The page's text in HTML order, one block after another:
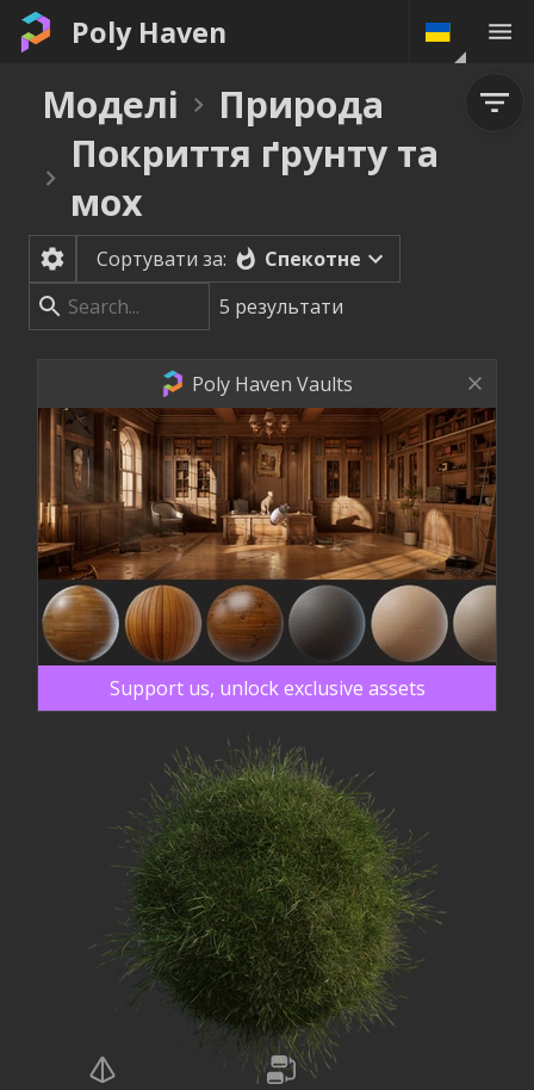
Poly Haven
Моделі
Природа
Покриття ґрунту та
мох
Сортувати за:
Спекотне
5 результати
Poly Haven Vaults
Support us, unlock exclusive assets